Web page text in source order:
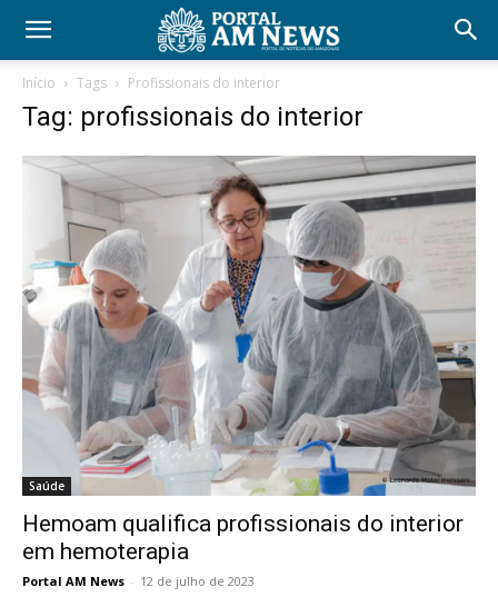
Início Tags Profissionais do interior
Tag: profissionais do interior
Saúde
Hemoam qualifica profissionais do interior
em hemoterapia
Portal AM News - 12 de julho de 2023